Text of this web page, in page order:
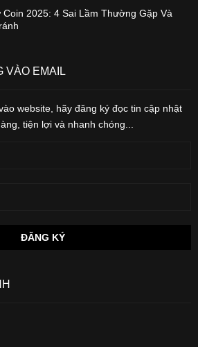
2025: 4 Sai Lầm Thường Gặp Và
VÀO EMAIL
website, hãy đăng ký đọc tin cập nhật
tiện lợi và nhanh chóng...